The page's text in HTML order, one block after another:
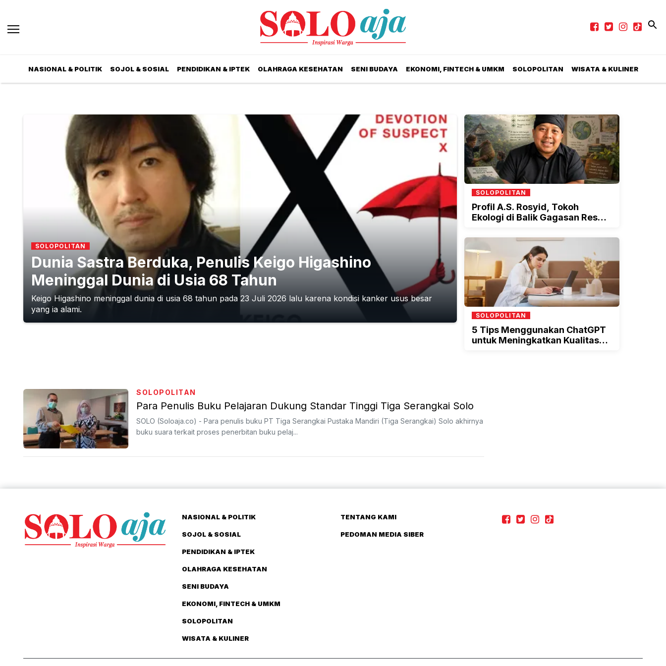
NASIONAL & POLITIK SOJOL & SOSIAL PENDIDIKAN & IPTEK OLAHRAGA KESEHATAN SENI BUDAYA EKONOMI, FINTECH & UMKM SOLOPOLITAN WISATA & KULINER
SOLOPOLITAN
Dunia Sastra Berduka, Penulis Keigo Higashino
Meninggal Dunia di Usia 68 Tahun
Keigo Higashino meninggal dunia di usia 68 tahun pada 23 Juli 2026 lalu karena kondisi kanker usus besar
yang ia alami.
SOLOPOLITAN
Profil A.S. Rosyid, Tokoh
Ekologi di Balik Gagasan Reset
SOLOPOLITAN
5 Tips Menggunakan ChatGPT
untuk Meningkatkan Kualitas
SOLOPOLITAN
Para Penulis Buku Pelajaran Dukung Standar Tinggi Tiga Serangkai Solo
SOLO (Soloaja.co) - Para penulis buku PT Tiga Serangkai Pustaka Mandiri (Tiga Serangkai) Solo akhirnya
buku suara terkait proses penerbitan buku pelaj...
NASIONAL & POLITIK
SOJOL & SOSIAL
PENDIDIKAN & IPTEK
OLAHRAGA KESEHATAN
SENI BUDAYA
EKONOMI, FINTECH & UMKM
SOLOPOLITAN
WISATA & KULINER
TENTANG KAMI
PEDOMAN MEDIA SIBER